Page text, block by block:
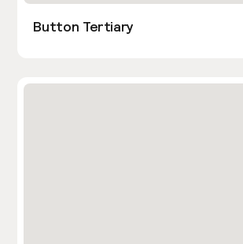
Button Tertiary